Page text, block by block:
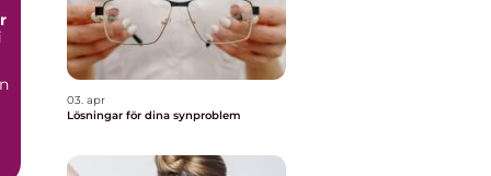
03. apr
Lösningar för dina synproblem